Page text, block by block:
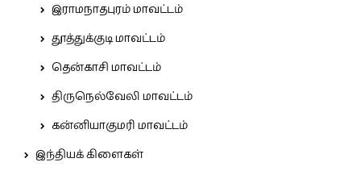
இராமநாதபுரம் மாவட்டம்
தூத்துக்குடி மாவட்டம்
தென்காசி மாவட்டம்
திருநெல்வேலி மாவட்டம்
கன்னியாகுமரி மாவட்டம்
இந்தியக் கிளைகள்